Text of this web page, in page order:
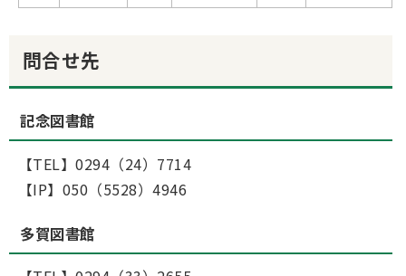
問合せ先
記念図書館
【TEL】0294（24）7714
【IP】050（5528）4946
多賀図書館